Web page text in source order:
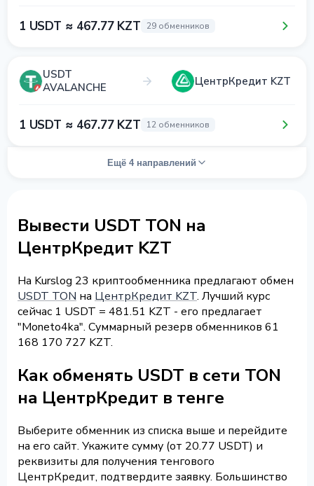
1 USDT ≈ 467.77 KZT 29 обменников
USDT
AVALANCHE
ЦентрКредит KZT
1 USDT ≈ 467.77 KZT 12 обменников
Ещё 4 направлений
Вывести USDT TON на
ЦентрКредит KZT
На Kurslog 23 криптообменника предлагают обмен
USDT TON на ЦентрКредит KZT. Лучший курс
сейчас 1 USDT = 481.51 KZT - его предлагает
"Moneto4ka". Суммарный резерв обменников 61
168 170 727 KZT.
Как обменять USDT в сети TON
на ЦентрКредит в тенге
Выберите обменник из списка выше и перейдите
на его сайт. Укажите сумму (от 20.77 USDT) и
реквизиты для получения тенгового
ЦентрКредит, подтвердите заявку. Большинство